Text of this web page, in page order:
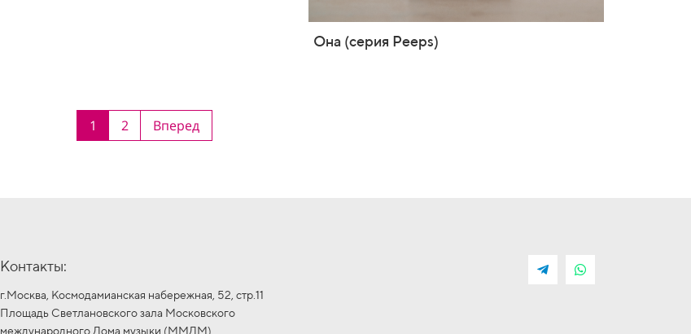
Она (серия Peeps)
1 2 Вперед
Контакты:
г.Москва, Космодамианская набережная, 52, стр.11
Площадь Светлановского зала Московского
международного Дома музыки (ММДМ)